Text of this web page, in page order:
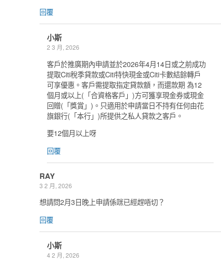
回覆
小斯
2 3 月, 2026
客戶於推廣期內申請並於2026年4月14日或之前成功
提取Citi稅季貸款或Citi特快現金或Citi卡數結餘轉戶
可享優惠。客戶需提取指定貸款額，而還款期 為12
個月或以上(「合資格客戶」)方可獲享現金券或現金
回贈(「獎賞」)。只適用於申請當日不持有任何由花
旗銀行(「本行」)所提供之私人貸款之客戶。
要12個月以上呀
回覆
RAY
3 2 月, 2026
想請問2月3日晚上申請係咪已經趕唔切？
回覆
小斯
4 2 月, 2026